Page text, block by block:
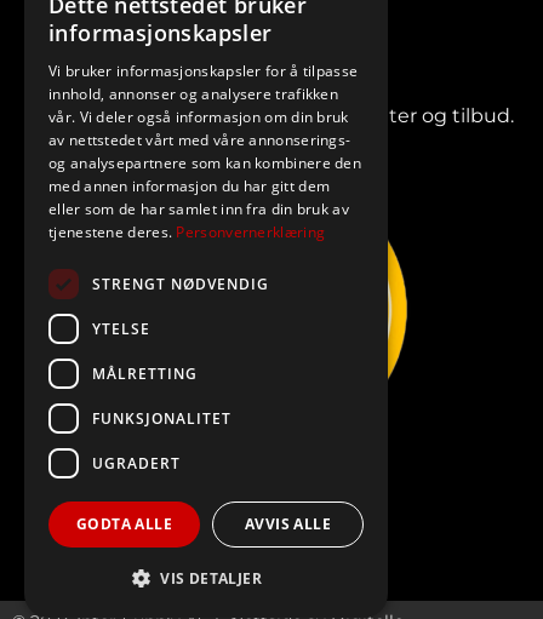
Meld deg på vårt nyhetsbrev for nyheter og tilbud.
informasjonskapsler
Vi bruker informasjonskapsler for å tilpasse
innhold, annonser og analysere trafikken
vår. Vi deler også informasjon om din bruk
av nettstedet vårt med våre annonserings-
og analysepartnere som kan kombinere den
med annen informasjon du har gitt dem
eller som de har samlet inn fra din bruk av
tjenestene deres. Personvernerklæring
STRENGT NØDVENDIG
YTELSE
MÅLRETTING
FUNKSJONALITET
UGRADERT
GODTA ALLE AVVIS ALLE
VIS DETALJER